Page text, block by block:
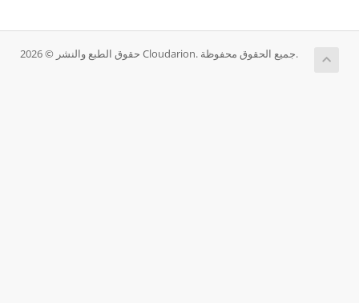
حقوق الطبع والنشر © 2026 Cloudarion. جميع الحقوق محفوظة.